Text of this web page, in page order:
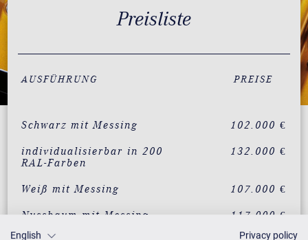
Preisliste
AUSFÜHRUNG PREISE
Schwarz mit Messing 102.000 €
individualisierbar in 200
RAL-Farben
132.000 €
Weiß mit Messing 107.000 €
Nussbaum mit Messing 117.000 €
English Privacy policy